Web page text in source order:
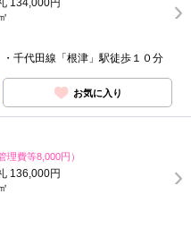
134,000円
千代田線「根津」駅徒歩１０分
お気に入り
管理費等8,000円）
136,000円